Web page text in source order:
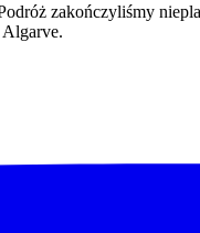
zakończyliśmy